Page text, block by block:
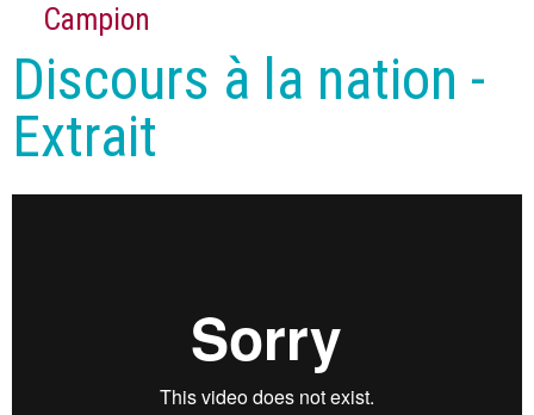
Campion
Discours à la nation -
Extrait